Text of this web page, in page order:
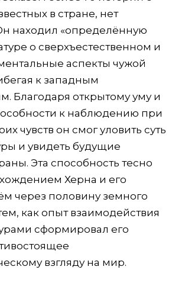
в стране, нет
находил «определённую
о сверхъестественном и
аспекты чужой
к западным
Благодаря открытому уму и
к наблюдению при
чувств он смог уловить суть
и увидеть будущие
Эта способность тесно
Херна и его
через половину земного
как опыт взаимодействия
сформировал его
взгляду на мир.